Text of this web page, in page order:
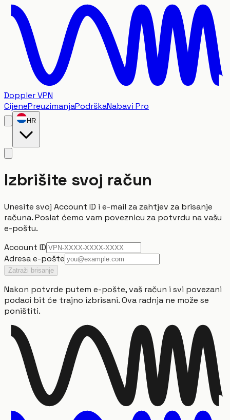
Doppler VPN
CijenePreuzimanjaPodrškaNabavi Pro
HR
Izbrišite svoj račun
Unesite svoj Account ID i e-mail za zahtjev za brisanje
računa. Poslat ćemo vam poveznicu za potvrdu na vašu
e-poštu.
Account ID
Adresa e-pošte
Zatraži brisanje
Nakon potvrde putem e-pošte, vaš račun i svi povezani
podaci bit će trajno izbrisani. Ova radnja ne može se
poništiti.